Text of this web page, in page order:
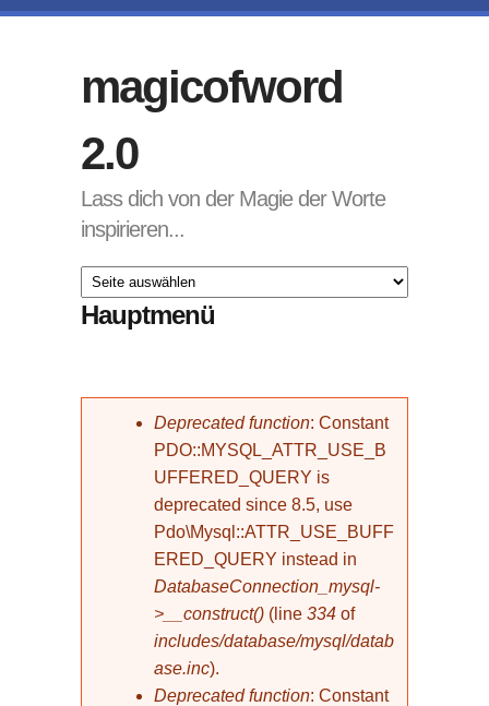
magicofword
2.0
Lass dich von der Magie der Worte
inspirieren...
Hauptmenü
Fehlermeldung
Deprecated function: Constant
PDO::MYSQL_ATTR_USE_B
UFFERED_QUERY is
deprecated since 8.5, use
Pdo\Mysql::ATTR_USE_BUFF
ERED_QUERY instead in
DatabaseConnection_mysql-
>__construct() (line 334 of
includes/database/mysql/datab
ase.inc).
Deprecated function: Constant